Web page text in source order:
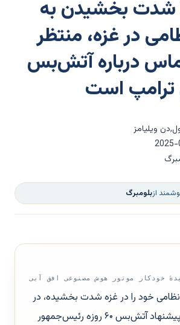
شدت بخشیدن به
در غزه، منتظر
درباره آتش‌بس
ترامپ است
ویلیامز
ازبلومبرگ
خودکار موتور هوش مصنوعی افق آبی
نظامی خود را در غزه شدت بخشیده، در
حالی که حماس پیشنهاد آتش‌بس ۶۰ روزه رئیس‌جمهور